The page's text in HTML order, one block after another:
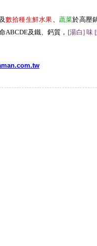
數拾種生鮮水果 蔬菜於高壓
ABCDE及鐵、鈣質， [湯白] 味